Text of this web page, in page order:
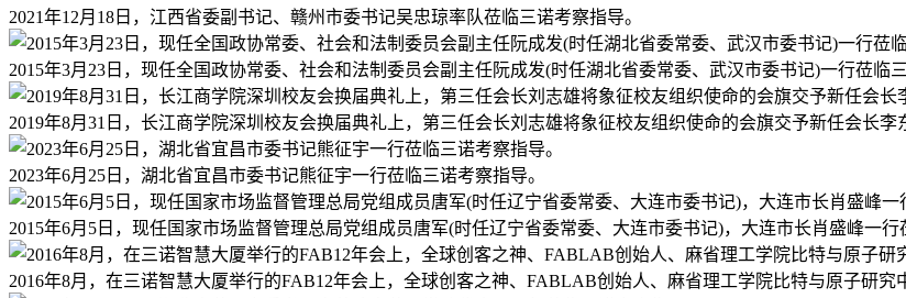
2021年12月18日，江西省委副书记、赣州市委书记吴忠琼率队莅临三诺考察指导。
2015年3月23日，现任全国政协常委、社会和法制委员会副主任阮成发(时任湖北省委常委、武汉市委书记)一行莅临三
2019年8月31日，长江商学院深圳校友会换届典礼上，第三任会长刘志雄将象征校友组织使命的会旗交予新任会长李
2023年6月25日，湖北省宜昌市委书记熊征宇一行莅临三诺考察指导。
2015年6月5日，现任国家市场监督管理总局党组成员唐军(时任辽宁省委常委、大连市委书记)，大连市长肖盛峰一行
2016年8月，在三诺智慧大厦举行的FAB12年会上，全球创客之神、FABLAB创始人、麻省理工学院比特与原子研究